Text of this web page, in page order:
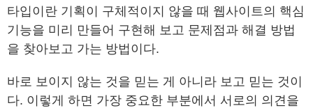
타입이란 기획이 구체적이지 않을 때 웹사이트의 핵심
기능을 미리 만들어 구현해 보고 문제점과 해결 방법
을 찾아보고 가는 방법이다.
바로 보이지 않는 것을 믿는 게 아니라 보고 믿는 것이
다. 이렇게 하면 가장 중요한 부분에서 서로의 의견을